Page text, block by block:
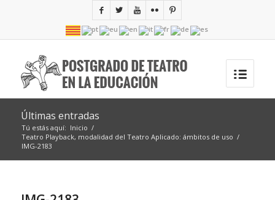
Últimas entradas
Tú estás aquí: Inicio /
Teatro Playback, modalidad del Teatro Aplicado: ámbitos de uso /
IMG-2183